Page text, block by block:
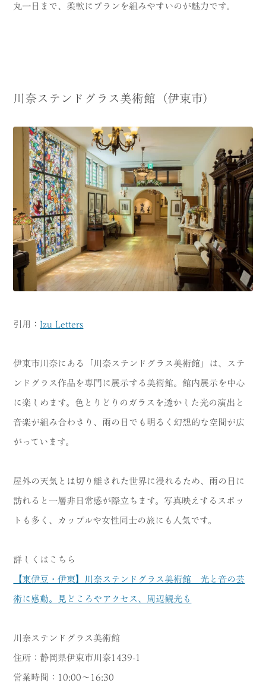
丸一日まで、柔軟にプランを組みやすいのが魅力です。
川奈ステンドグラス美術館（伊東市）
引用： Izu Letters
伊東市川奈にある「川奈ステンドグラス美術館」は、ステ
ンドグラス作品を専門に展示する美術館。館内展示を中心
に楽しめます。色とりどりのガラスを透かした光の演出と
音楽が組み合わさり、雨の日でも明るく幻想的な空間が広
がっています。
屋外の天気とは切り離された世界に浸れるため、雨の日に
訪れると一層非日常感が際立ちます。写真映えするスポッ
トも多く、カップルや女性同士の旅にも人気です。
詳しくはこちら
【東伊豆・伊東】川奈ステンドグラス美術館 光と音の芸
術に感動。見どころやアクセス、周辺観光も
川奈ステンドグラス美術館
住所：静岡県伊東市川奈1439-1
営業時間：10:00～16:30